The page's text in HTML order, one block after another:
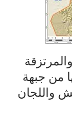
من جبهة
واللجان